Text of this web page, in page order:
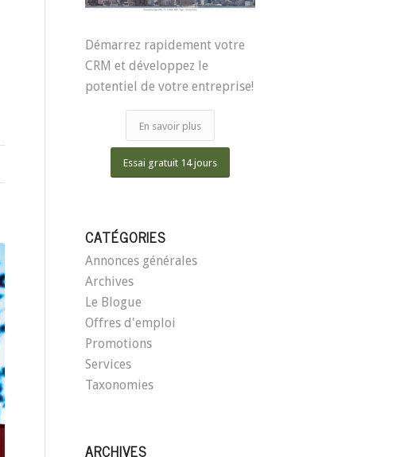
Démarrez rapidement votre
CRM et développez le
potentiel de votre entreprise!
En savoir plus
Essai gratuit 14 jours
CATÉGORIES
Annonces générales
Archives
Le Blogue
Offres d'emploi
Promotions
Services
Taxonomies
ARCHIVES